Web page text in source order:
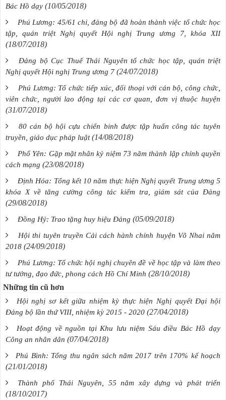
Bác Hồ dạy (10/05/2018)
Phú Lương: 45/61 chi, đảng bộ đã hoàn thành việc tổ chức học
tập, quán triệt Nghị quyết Hội nghị Trung ương 7, khóa XII
(18/07/2018)
Đảng bộ Cục Thuế Thái Nguyên tổ chức học tập, quán triệt
Nghị quyết Hội nghị Trung ương 7 (24/07/2018)
Phú Lương: Tổ chức tiếp xúc, đối thoại với cán bộ, công chức,
viên chức, người lao động tại các cơ quan, đơn vị thuộc huyện
(31/07/2018)
80 cán bộ hội cựu chiến binh được tập huấn công tác tuyên
truyền, giáo dục pháp luật (14/08/2018)
Phổ Yên: Gặp mặt nhân kỷ niệm 73 năm thành lập chính quyền
cách mạng (23/08/2018)
Định Hóa: Tổng kết 10 năm thực hiện Nghị quyết Trung ương 5
khóa X về tăng cường công tác kiểm tra, giám sát của Đảng
(29/08/2018)
Đồng Hỷ: Trao tặng huy hiệu Đảng (05/09/2018)
Hội thi tuyên truyền Cải cách hành chính huyện Võ Nhai năm
2018 (24/09/2018)
Phú Lương: Tổ chức hội nghị chuyên đề về học tập và làm theo
tư tưởng, đạo đức, phong cách Hồ Chí Minh (28/10/2018)
Những tin cũ hơn
Hội nghị sơ kết giữa nhiệm kỳ thực hiện Nghị quyết Đại hội
Đảng bộ lần thứ VIII, nhiệm kỳ 2015 - 2020 (27/04/2018)
Hoạt động về nguồn tại Khu lưu niệm Sáu điều Bác Hồ dạy
Công an nhân dân (07/04/2018)
Phú Bình: Tổng thu ngân sách năm 2017 trên 170% kế hoạch
(21/01/2018)
Thành phố Thái Nguyên, 55 năm xây dựng và phát triển
(18/10/2017)